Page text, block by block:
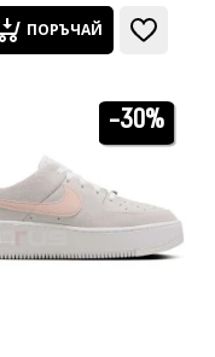
ПОРЪЧАЙ
-30%